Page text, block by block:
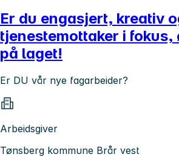
Er du engasjert, kreativ
tjenestemottaker i fokus,
på laget!
Er DU vår nye fagarbeider?
Arbeidsgiver
Tønsberg kommune Brår vest